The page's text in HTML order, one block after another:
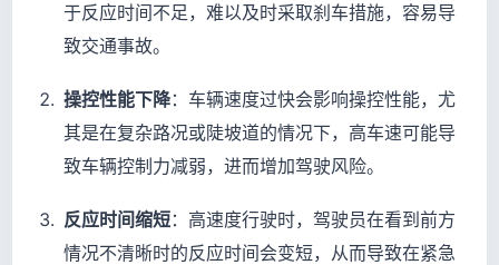
于反应时间不足，难以及时采取刹车措施，容易导
致交通事故。
操控性能下降：车辆速度过快会影响操控性能，尤
其是在复杂路况或陡坡道的情况下，高车速可能导
致车辆控制力减弱，进而增加驾驶风险。
反应时间缩短：高速度行驶时，驾驶员在看到前方
情况不清晰时的反应时间会变短，从而导致在紧急